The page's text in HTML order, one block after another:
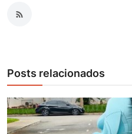
Posts relacionados